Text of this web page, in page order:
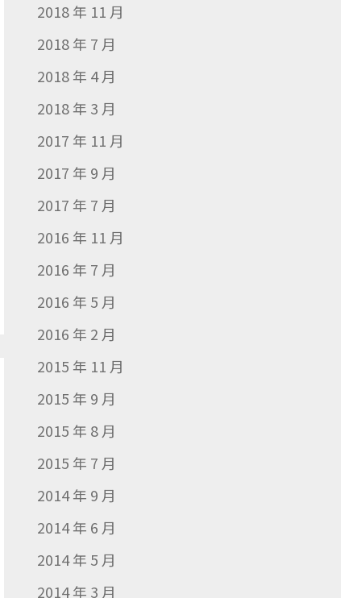
2018 年 11 月
2018 年 7 月
2018 年 4 月
2018 年 3 月
2017 年 11 月
2017 年 9 月
2017 年 7 月
2016 年 11 月
2016 年 7 月
2016 年 5 月
2016 年 2 月
2015 年 11 月
2015 年 9 月
2015 年 8 月
2015 年 7 月
2014 年 9 月
2014 年 6 月
2014 年 5 月
2014 年 3 月